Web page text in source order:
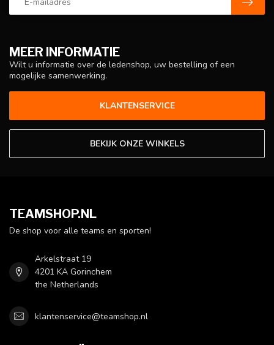
MEER INFORMATIE
Wilt u informatie over de ledenshop, uw bestelling of een
mogelijke samenwerking.
KLANTENSERVICE
BEKIJK ONZE WINKELS
TEAMSHOP.NL
De shop voor alle teams en sporten!
Arkelstraat 19
4201 KA Gorinchem
the Netherlands
klantenservice@teamshop.nl